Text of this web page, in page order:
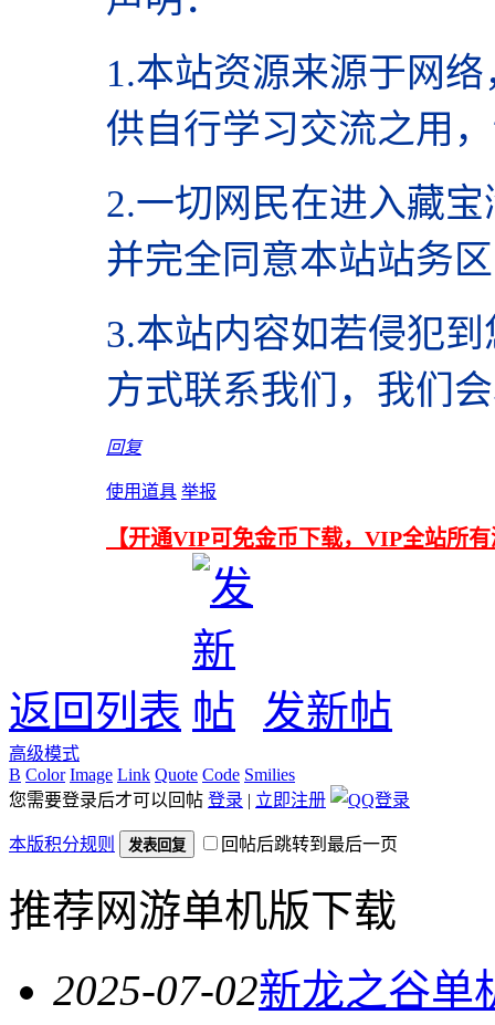
1.本站资源来源于网络
供自行学习交流之用
2.一切网民在进入藏
并完全同意本站站务
3.本站内容如若侵犯
方式联系我们，我们
回复
使用道具 举报
【开通VIP可免金币下载，VIP全站所
返回列表 发新帖
高级模式
B Color Image Link Quote Code Smilies
您需要登录后才可以回帖 登录 | 立即注册
本版积分规则 发表回复 回帖后跳转到最后一页
推荐网游单机版下载
2025-07-02新龙之谷单